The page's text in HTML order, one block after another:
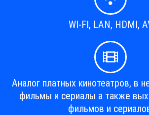
WI-FI, LAN, HDMI,
Аналог платных кинотеатров, в
фильмы и сериалы а также
фильмов и